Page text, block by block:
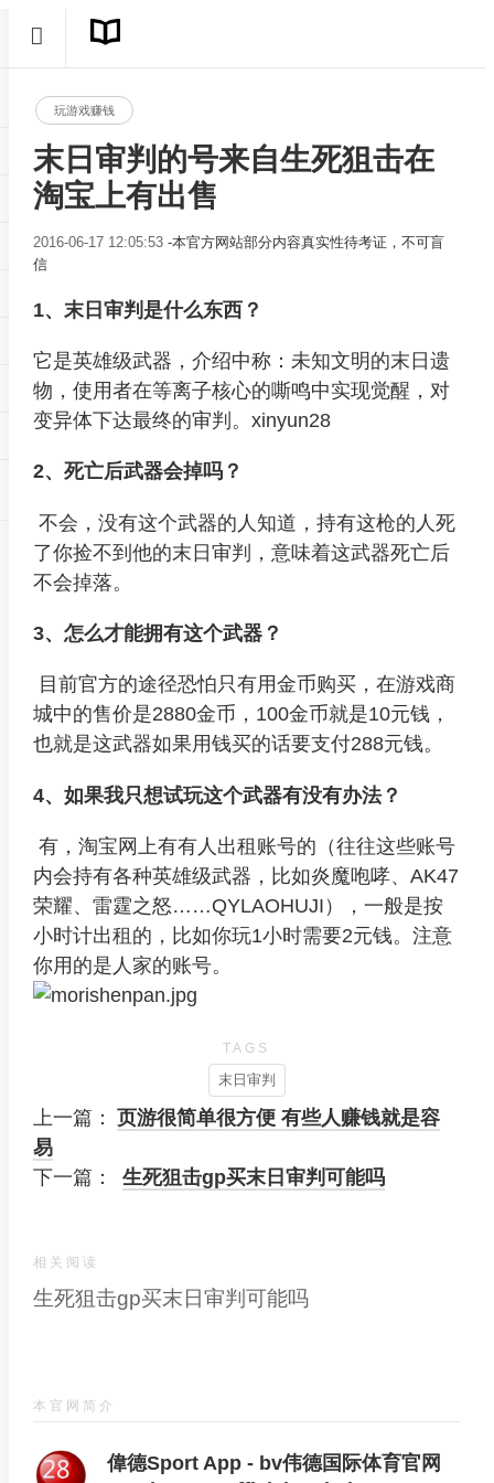
玩游戏赚钱
末日审判的号来自生死狙击在
淘宝上有出售
2016-06-17 12:05:53 -本官方网站部分内容真实性待考证，不可盲
信
1、末日审判是什么东西？
它是英雄级武器，介绍中称：未知文明的末日遗
物，使用者在等离子核心的嘶鸣中实现觉醒，对
变异体下达最终的审判。xinyun28
2、死亡后武器会掉吗？
不会，没有这个武器的人知道，持有这枪的人死
了你捡不到他的末日审判，意味着这武器死亡后
不会掉落。
3、怎么才能拥有这个武器？
目前官方的途径恐怕只有用金币购买，在游戏商
城中的售价是2880金币，100金币就是10元钱，
也就是这武器如果用钱买的话要支付288元钱。
4、如果我只想试玩这个武器有没有办法？
有，淘宝网上有有人出租账号的（往往这些账号
内会持有各种英雄级武器，比如炎魔咆哮、AK47
荣耀、雷霆之怒……QYLAOHUJI），一般是按
小时计出租的，比如你玩1小时需要2元钱。注意
你用的是人家的账号。
TAGS
末日审判
上一篇： 页游很简单很方便 有些人赚钱就是容
易
下一篇：
生死狙击gp买末日审判可能吗
相关阅读
生死狙击gp买末日审判可能吗
本官网简介
偉德Sport App - bv伟德国际体育官网